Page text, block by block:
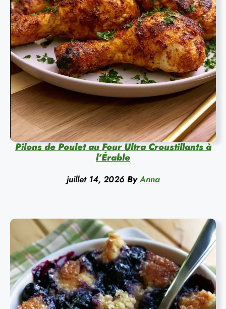
Pilons de Poulet au Four Ultra Croustillants à
l’Érable
juillet 14, 2026 By Anna